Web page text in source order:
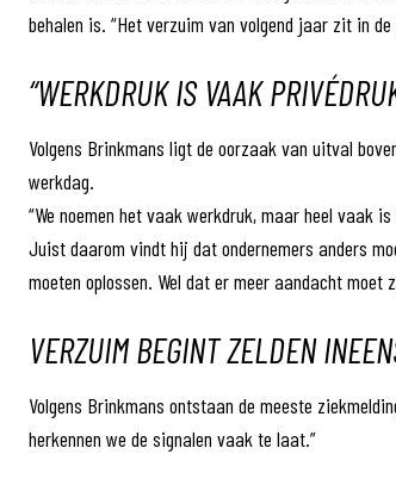
behalen is. “Het verzuim van volgend jaar zit in
“WERKDRUK IS VAAK
Volgens Brinkmans ligt de oorzaak van uitval
werkdag.
“We noemen het vaak werkdruk, maar heel vaak
Juist daarom vindt hij dat ondernemers anders
moeten oplossen. Wel dat er meer aandacht
VERZUIM BEGINT ZELDEN
Volgens Brinkmans ontstaan de meeste
herkennen we de signalen vaak te laat.”